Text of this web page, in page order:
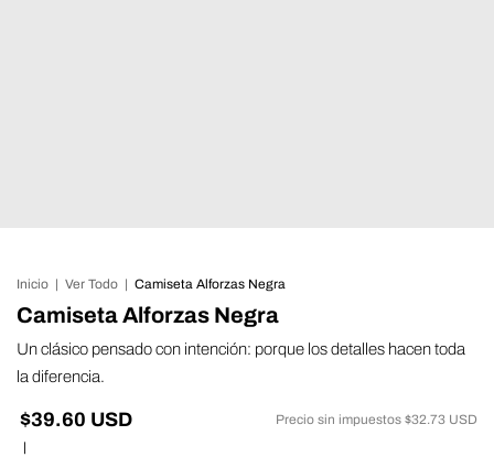
Inicio | Ver Todo | Camiseta Alforzas Negra
Camiseta Alforzas Negra
Un clásico pensado con intención: porque los detalles hacen toda
la diferencia.
$39.60 USD Precio sin impuestos $32.73 USD
|